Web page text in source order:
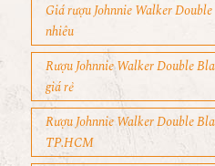
Giá rượu Johnnie Walker
nhiêu
Rượu Johnnie Walker Double
giá rẻ
Rượu Johnnie Walker Double
TP.HCM